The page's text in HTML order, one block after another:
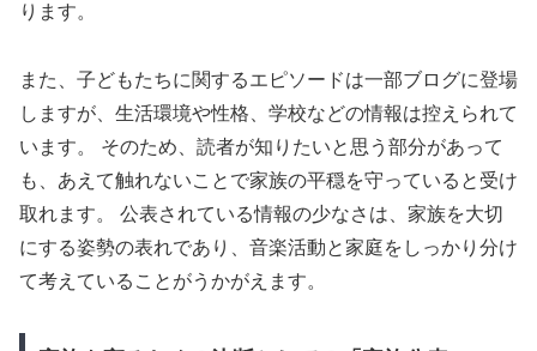
ります。
また、子どもたちに関するエピソードは一部ブログに登場
しますが、生活環境や性格、学校などの情報は控えられて
います。 そのため、読者が知りたいと思う部分があって
も、あえて触れないことで家族の平穏を守っていると受け
取れます。 公表されている情報の少なさは、家族を大切
にする姿勢の表れであり、音楽活動と家庭をしっかり分け
て考えていることがうかがえます。